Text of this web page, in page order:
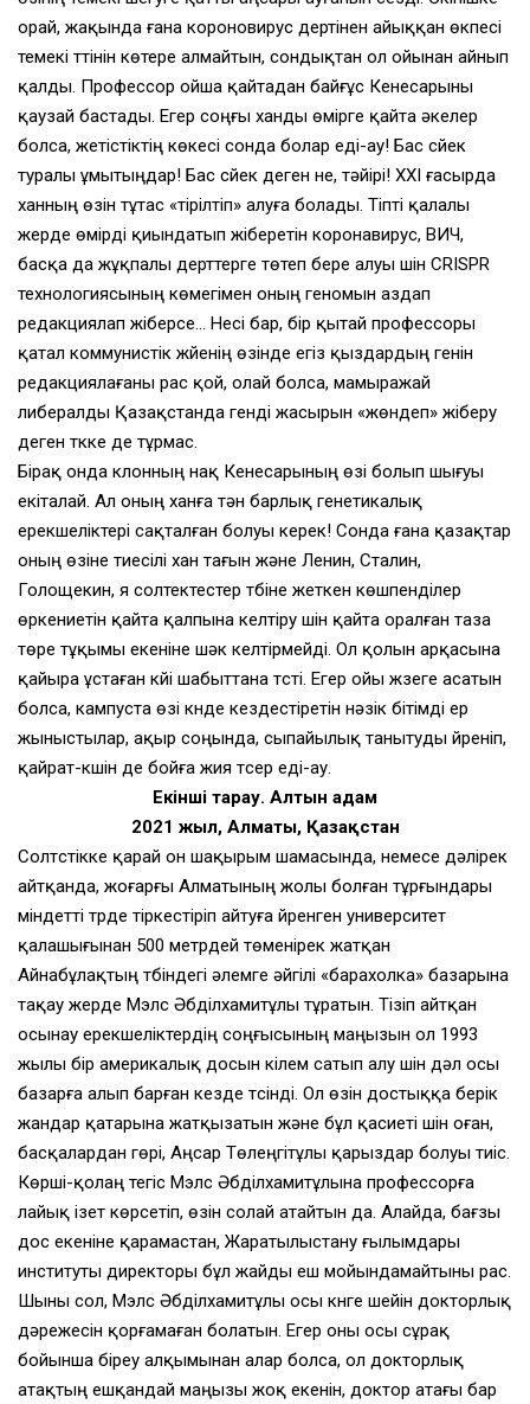
орай, жақында ғана короновирус дертінен айыққан өкпесі
темекі түтінін көтере алмайтын, сондықтан ол ойынан айнып
қалды. Профессор ойша қайтадан байғұс Кенесарыны
қаузай бастады. Егер соңғы ханды өмірге қайта әкелер
болса, жетістіктің көкесі сонда болар еді-ау! Бас сүйек
туралы ұмытыңдар! Бас сүйек деген не, тәйірі! ХХІ ғасырда
ханның өзін тұтас «тірілтіп» алуға болады. Тіпті қалалы
жерде өмірді қиындатып жіберетін коронавирус, ВИЧ,
басқа да жұқпалы дерттерге төтеп бере алуы үшін CRISPR
технологиясының көмегімен оның геномын аздап
редакциялап жіберсе… Несі бар, бір қытай профессоры
қатал коммунистік жүйенің өзінде егіз қыздардың генін
редакциялағаны рас қой, олай болса, мамыражай
либералды Қазақстанда генді жасырын «жөндеп» жіберу
деген түкке де тұрмас.
Бірақ онда клонның нақ Кенесарының өзі болып шығуы
екіталай. Ал оның ханға тән барлық генетикалық
ерекшеліктері сақталған болуы керек! Сонда ғана қазақтар
оның өзіне тиесілі хан тағын және Ленин, Сталин,
Голощекин, я солтектестер түбіне жеткен көшпенділер
өркениетін қайта қалпына келтіру үшін қайта оралған таза
төре тұқымы екеніне шәк келтірмейді. Ол қолын арқасына
қайыра ұстаған күйі шабыттана түсті. Егер ойы жүзеге асатын
болса, кампуста өзі күнде кездестіретін нәзік бітімді ер
жыныстылар, ақыр соңында, сыпайылық танытуды үйреніп,
қайрат-күшін де бойға жия түсер еді-ау.
Екінші тарау. Алтын адам
2021 жыл, Алматы, Қазақстан
Солтүстікке қарай он шақырым шамасында, немесе дәлірек
айтқанда, жоғарғы Алматының жолы болған тұрғындары
міндетті түрде тіркестіріп айтуға үйренген университет
қалашығынан 500 метрдей төменірек жатқан
Айнабұлақтың түбіндегі әлемге әйгілі «барахолка» базарына
тақау жерде Мэлс Әбділхамитұлы тұратын. Тізіп айтқан
осынау ерекшеліктердің соңғысының маңызын ол 1993
жылы бір америкалық досын кілем сатып алу үшін дәл осы
базарға алып барған кезде түсінді. Ол өзін достыққа берік
жандар қатарына жатқызатын және бұл қасиеті үшін оған,
басқалардан гөрі, Аңсар Төлеңгітұлы қарыздар болуы тиіс.
Көрші-қолаң тегіс Мэлс Әбділхамитұлына профессорға
лайық ізет көрсетіп, өзін солай атайтын да. Алайда, бағзы
дос екеніне қарамастан, Жаратылыстану ғылымдары
институты директоры бұл жайды еш мойындамайтыны рас.
Шыны сол, Мэлс Әбділхамитұлы осы күнге шейін докторлық
дәрежесін қорғамаған болатын. Егер оны осы сұрақ
бойынша біреу алқымынан алар болса, ол докторлық
атақтың ешқандай маңызы жоқ екенін, доктор атағы бар